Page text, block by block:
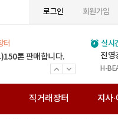
로그인 회원가입
터
고) 1990*750*200
톤 판매합니다.
실시
(주)
주식
진영
(주)
(주)
주식
와이
JY
(주)
(주)
H빔
열린
주식
통일
전국
거승
전국
전국
전국
보문
(주)
(주)
(주)
(주)
직거래장터 지사